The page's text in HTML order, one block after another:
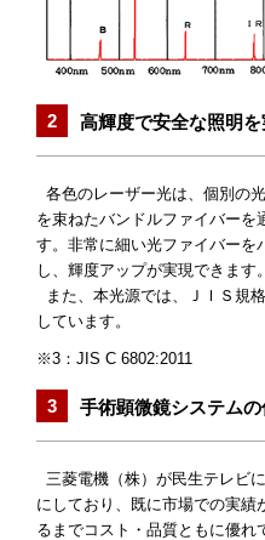
高輝度で安全な照明
各色のレーザー光は、個別の
を束ねたバンドルファイバーを
す。非常に細い光ファイバーを
し、輝度アップが実現できます。
また、本光源では、ＪＩＳ規格
しています。
※3：JIS C 6802:2011
手術顕微鏡システム
三菱電機（株）が民生テレビ
にしており、既に市場での実績
るまでコスト・品質ともに優れ